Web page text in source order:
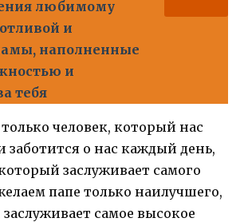
любимому
и
наполненныe
и
тебя
человек, который нас
заботится о нас каждый день,
заслуживает самого
папе только наилучшего,
самое высокое